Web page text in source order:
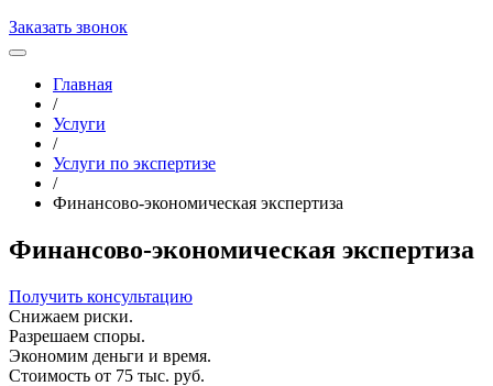
Заказать звонок
Главная
/
Услуги
/
Услуги по экспертизе
/
Финансово-экономическая экспертиза
Финансово-экономическая экспертиза
Получить консультацию
Снижаем риски.
Разрешаем споры.
Экономим деньги и время.
Стоимость от 75 тыс. руб.